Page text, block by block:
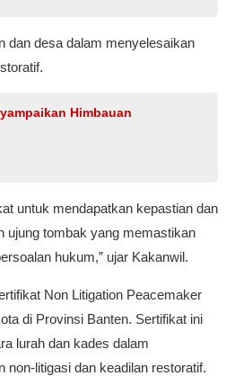
dan desa dalam menyelesaikan
Himbauan
untuk mendapatkan kepastian dan
ujung tombak yang memastikan
hukum,” ujar Kakanwil.
Non Litigation Peacemaker
di Provinsi Banten. Sertifikat ini
lurah dan kades dalam
litigasi dan keadilan restoratif.